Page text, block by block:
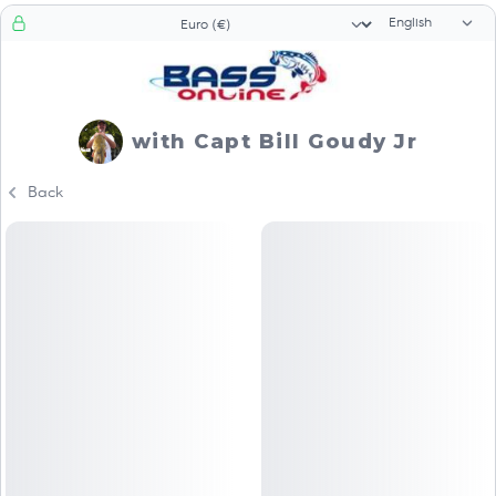
Currency selector Language
with Capt Bill Goudy Jr
Back